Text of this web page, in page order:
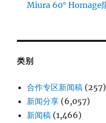
Miura 60° Homage
类别
合作专区新闻稿 (257)
新闻分享 (6,057)
新闻稿 (1,466)